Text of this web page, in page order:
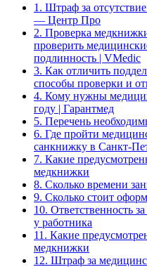
1. Штраф за
— Центр Про
2. Проверка
проверить
подлинность | VMedic
3. Как отличить
способы проверки и
4. Кому нужны
году | Гарантмед
5. Перечень
6. Где пройти
санкнижку в Санкт-
7. Какие
медкнижки
8. Сколько времени
9. Сколько стоит
10. Ответственность
у работника
11. Какие
медкнижки
12. Штраф за